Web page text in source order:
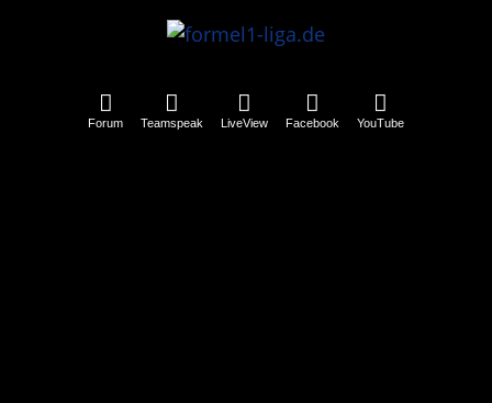
Forum Teamspeak LiveView Facebook YouTube